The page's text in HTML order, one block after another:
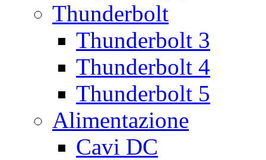
Thunderbolt
Thunderbolt 3
Thunderbolt 4
Thunderbolt 5
Alimentazione
Cavi DC